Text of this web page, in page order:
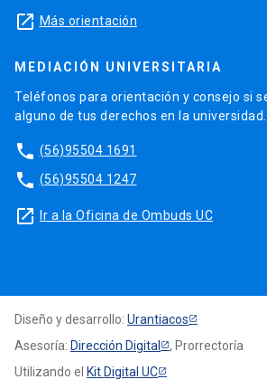
launch Más orientación
MEDIACIÓN UNIVERSITARIA
Teléfonos para orientación y consejo si
alguno de tus derechos en la universidad.
phone (56)95504 1691
phone (56)95504 1247
launch Ir a la Oficina de Ombuds UC
Diseño y desarrollo: Urantiacos
Asesoría: Dirección Digital
, Prorrectoría
Utilizando el Kit Digital UC